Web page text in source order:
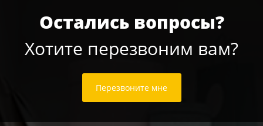
Остались вопросы?
Хотите перезвоним вам?
Перезвоните мне